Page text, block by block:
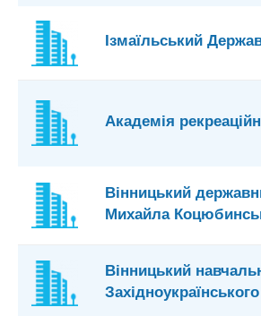
Ізмаїльський
Академія
Вінницький
Михайла
Вінницький